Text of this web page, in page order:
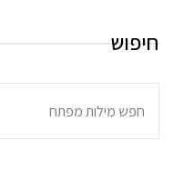
חיפוש
עבור